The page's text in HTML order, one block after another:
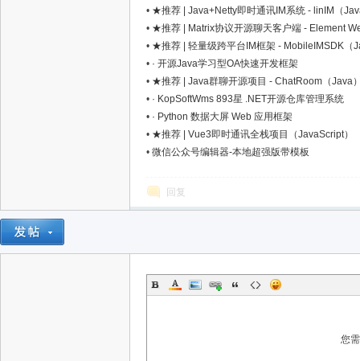
资
• ★推荐 | Java+Netty即时通讯IM系统 - linIM（
• ★推荐 | Matrix协议开源聊天客户端 - Element
• ★推荐 | 轻量级跨平台IM框架 - MobileIMSDK（
• · 开源Java学习型OA快速开发框架
• ★推荐 | Java群聊开源项目 - ChatRoom（Java
• · KopSoftWms 893星 .NET开源仓库管理系统
• · Python 数据大屏 Web 应用框架
• ★推荐 | Vue3即时通讯全栈项目（JavaScript）
• 微信公众号编辑器-本地超强版带模板
回复
您